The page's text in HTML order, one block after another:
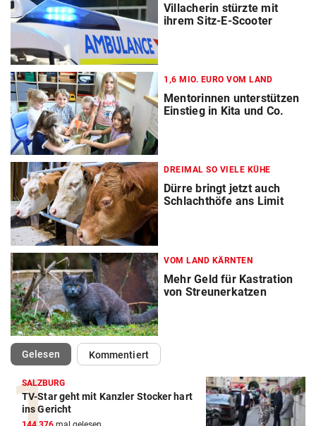
Villacherin stürzte mit
ihrem Sitz-E-Scooter
1,6 MIO. EURO VOM LAND
Mentorinnen unterstützen
Einstieg in Kita und Co.
DREIMAL SO VIELE KÜHE
Dürre bringt jetzt auch
Schlachthöfe ans Limit
VOM LAND KÄRNTEN
Mehr Geld für Kastration
von Streunerkatzen
Gelesen(ausgewählt)Kommentiert
SALZBURG
TV-Star geht mit Kanzler Stocker hart
ins Gericht